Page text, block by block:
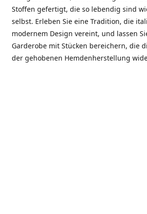
Stoffen gefertigt, die so lebendig sind
selbst. Erleben Sie eine Tradition, die
modernem Design vereint, und lassen
Garderobe mit Stücken bereichern, die
der gehobenen Hemdenherstellung